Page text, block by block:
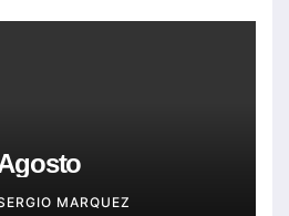
MARQUEZ